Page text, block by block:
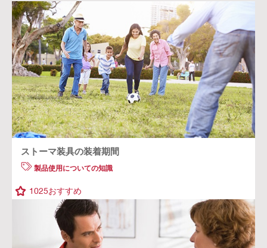
ストーマ装具の装着期間
製品使用についての知識
1025おすすめ